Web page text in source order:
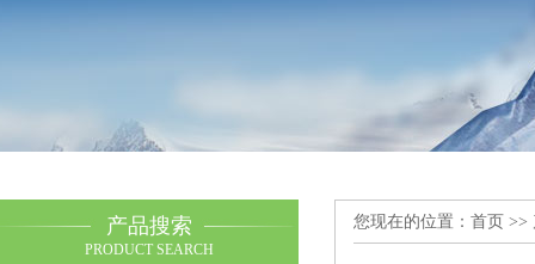
产品搜索
PRODUCT SEARCH
您现在的位置： 首页 >>